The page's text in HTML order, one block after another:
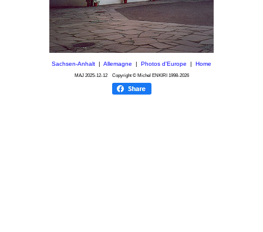
Sachsen-Anhalt Allemagne Photos d'Europe Home
MAJ 2025-12-12Copyright © Michel ENKIRI 1998-2026